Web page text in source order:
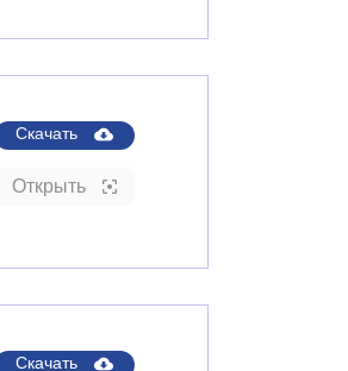
Скачать
Открыть
Скачать